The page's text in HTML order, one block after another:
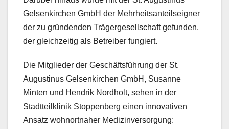
Gelsenkirchen GmbH der Mehrheitsanteilseigner
der zu gründenden Trägergesellschaft gefunden,
der gleichzeitig als Betreiber fungiert.
Die Mitglieder der Geschäftsführung der St.
Augustinus Gelsenkirchen GmbH, Susanne
Minten und Hendrik Nordholt, sehen in der
Stadtteilklinik Stoppenberg einen innovativen
Ansatz wohnortnaher Medizinversorgung: